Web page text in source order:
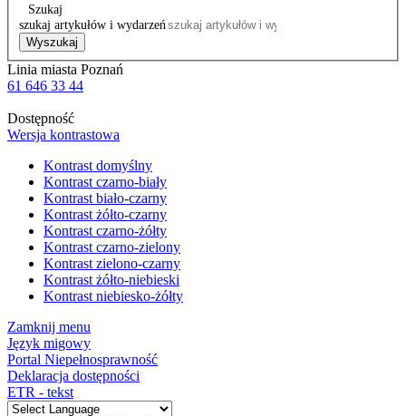
Szukaj
szukaj artykułów i wydarzeń
Wyszukaj
Linia miasta Poznań
61 646 33 44
Dostępność
Wersja kontrastowa
Kontrast domyślny
Kontrast czarno-biały
Kontrast biało-czarny
Kontrast żółto-czarny
Kontrast czarno-żółty
Kontrast czarno-zielony
Kontrast zielono-czarny
Kontrast żółto-niebieski
Kontrast niebiesko-żółty
Zamknij menu
Język migowy
Portal Niepełnosprawność
Deklaracja dostępności
ETR - tekst